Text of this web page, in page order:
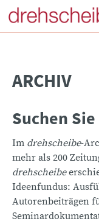
ARCHIV
Suchen
Im drehscheibe-
mehr als 200
drehscheibe
Ideenfundus:
Autorenbeiträgen